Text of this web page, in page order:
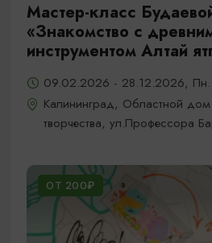
Мастер-класс
«Знакомство с
инструментом Алтай
09.02.2026 - 28.12.2026,
Калининград, Областной
творчества, ул.Профессора
ОТ 200₽